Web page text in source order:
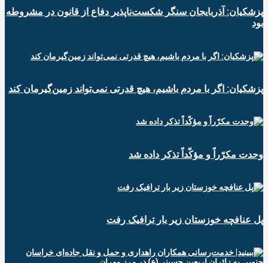
پزشکیان: آذربایجان سنگر شکست‌ناپذیر دفاع از قانون در مشروطه
بود
پزشکیان: اگر با مردم باشیم، هیچ قدرتی نمی‌تواند زمین‌گیرمان کند
وحدت مکرّراً و مؤکّداً تذکر داده شد
پل عنافچه خوزستان زیر بار ترافیک رفت